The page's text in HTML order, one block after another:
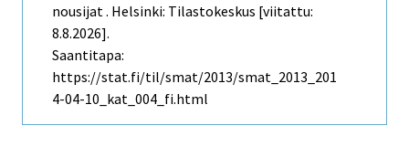
nousijat . Helsinki: Tilastokeskus [viitattu:
8.8.2026].
Saantitapa:
https://stat.fi/til/smat/2013/smat_2013_201
4-04-10_kat_004_fi.html